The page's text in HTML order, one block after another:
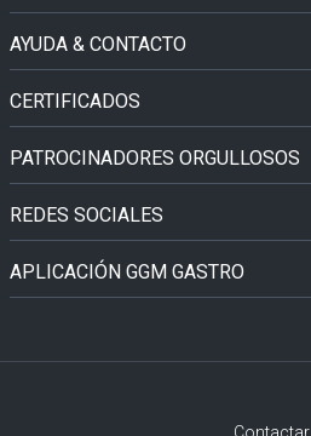
AYUDA & CONTACTO
CERTIFICADOS
PATROCINADORES ORGULLOSOS
REDES SOCIALES
APLICACIÓN GGM GASTRO